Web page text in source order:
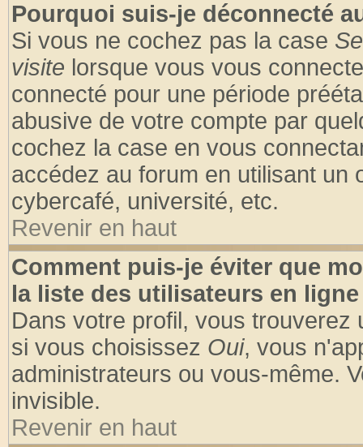
Pourquoi suis-je déconnecté
Si vous ne cochez pas la case
visite lorsque vous vous
connecté pour une période
abusive de votre compte par
cochez la case en vous
accédez au forum en utilisant un
cybercafé, université, etc.
Revenir en haut
Comment puis-je éviter que
la liste des utilisateurs en
Dans votre profil, vous trouverez
si vous choisissez Oui, vous
administrateurs ou vous-même.
invisible.
Revenir en haut